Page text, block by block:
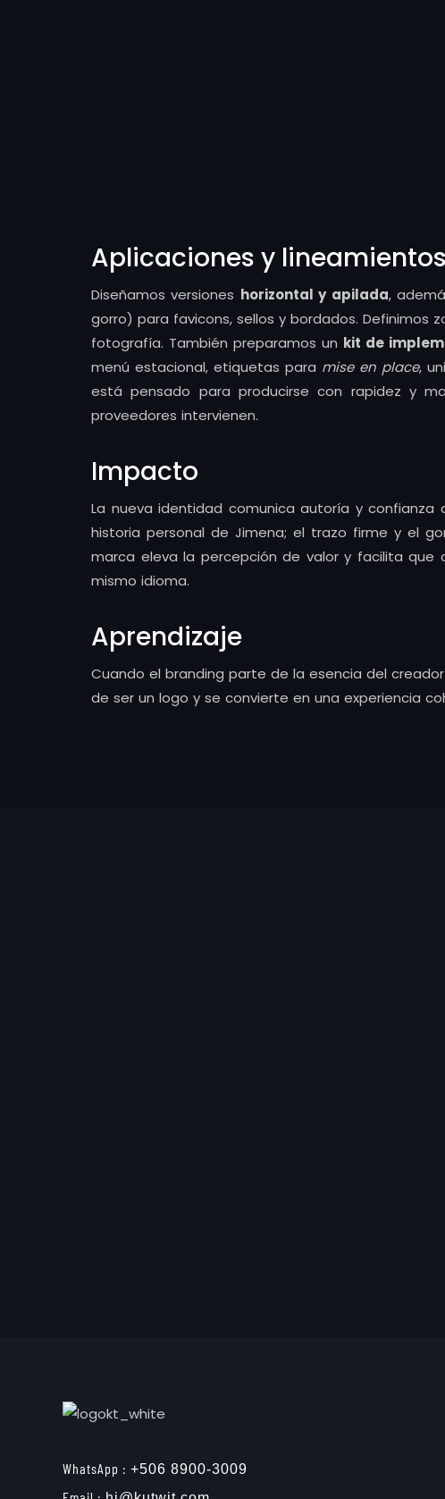
Aplicaciones y lineamientos
Diseñamos versiones horizontal y apilada,
gorro) para favicons, sellos y bordados. Definimos
fotografía. También preparamos un kit de
menú estacional, etiquetas para mise en place,
está pensado para producirse con rapidez y
proveedores intervienen.
Impacto
La nueva identidad comunica autoría y
historia personal de Jimena; el trazo firme y el
marca eleva la percepción de valor y facilita
mismo idioma.
Aprendizaje
Cuando el branding parte de la esencia del
de ser un logo y se convierte en una experiencia
WhatsApp : +506 8900-3009